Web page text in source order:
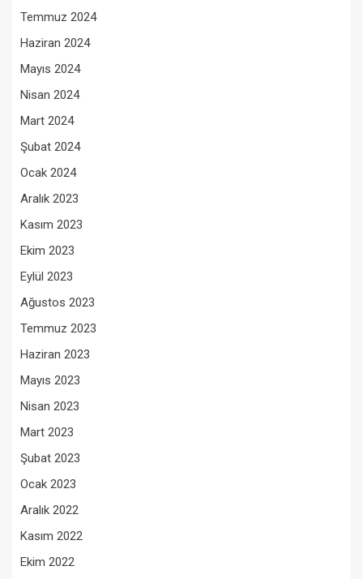
Temmuz 2024
Haziran 2024
Mayıs 2024
Nisan 2024
Mart 2024
Şubat 2024
Ocak 2024
Aralık 2023
Kasım 2023
Ekim 2023
Eylül 2023
Ağustos 2023
Temmuz 2023
Haziran 2023
Mayıs 2023
Nisan 2023
Mart 2023
Şubat 2023
Ocak 2023
Aralık 2022
Kasım 2022
Ekim 2022